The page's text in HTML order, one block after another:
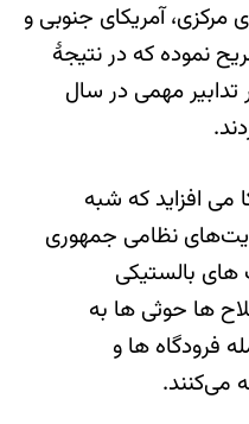
مرکزی، آمریکای جنوبی و
نموده که در نتیجۀ
دست کم ٩ کشور تدابیر مهمی در سال
می افزاید که شبه
نظامی جمهوری
های بالستیکی
ها حوثی ها به
فرودگاه ها و
می‌کنند.